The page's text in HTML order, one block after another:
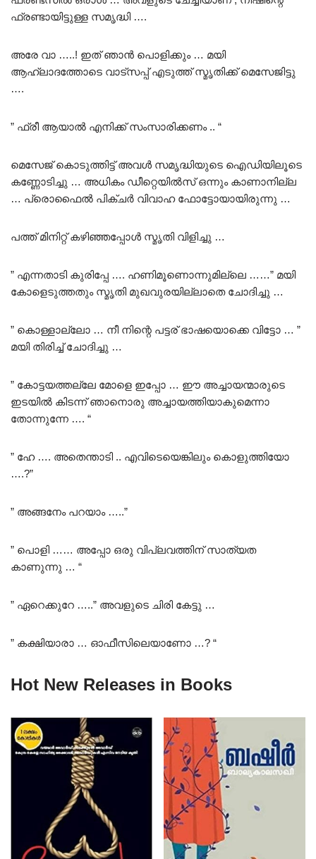
ഫ്രണ്ടായിട്ടുള്ള സമൃദ്ധി ….
അരേ വാ …..! ഇത് ഞാൻ പൊളിക്കും … മയി
ആഹ്ലാദത്തോടെ വാട്സപ്പ് എടുത്ത് സ്മൃതിക്ക് മെസേജിട്ടു
….
” ഫ്രീ ആയാൽ എനിക്ക് സംസാരിക്കണം .. “
മെസേജ് കൊടുത്തിട്ട് അവൾ സമൃദ്ധിയുടെ ഐഡിയിലൂടെ
കണ്ണോടിച്ചു … അധികം ഡീറ്റെയിൽസ് ഒന്നും കാണാനില്ല
… പ്രൊഫൈൽ പിക്ചർ വിവാഹ ഫോട്ടോയായിരുന്നു …
പത്ത് മിനിറ്റ് കഴിഞ്ഞപ്പോൾ സ്മൃതി വിളിച്ചു …
” എന്നതാടി കുരിപ്പേ …. ഹണിമൂണൊന്നുമില്ലെ ……” മയി
കോളെടുത്തതും സ്മൃതി മുഖവുരയില്ലാതെ ചോദിച്ചു …
” കൊള്ളാല്ലോ … നീ നിന്റെ പട്ടര് ഭാഷയൊക്കെ വിട്ടോ … ”
മയി തിരിച്ച് ചോദിച്ചു …
” കോട്ടയത്തല്ലേ മോളെ ഇപ്പോ … ഈ അച്ചായന്മാരുടെ
ഇടയിൽ കിടന്ന് ഞാനൊരു അച്ചായത്തിയാകുമെന്നാ
തോന്നുന്നേ …. “
” ഹേ …. അതെന്താടി .. എവിടെയെങ്കിലും കൊളുത്തിയോ
….?”
” അങ്ങനേം പറയാം …..”
” പൊളി …… അപ്പോ ഒരു വിപ്ലവത്തിന് സാത്യത
കാണുന്നു … “
” ഏറെക്കുറേ …..” അവളുടെ ചിരി കേട്ടു …
” കക്ഷിയാരാ … ഓഫീസിലെയാണോ …? “
Hot New Releases in Books